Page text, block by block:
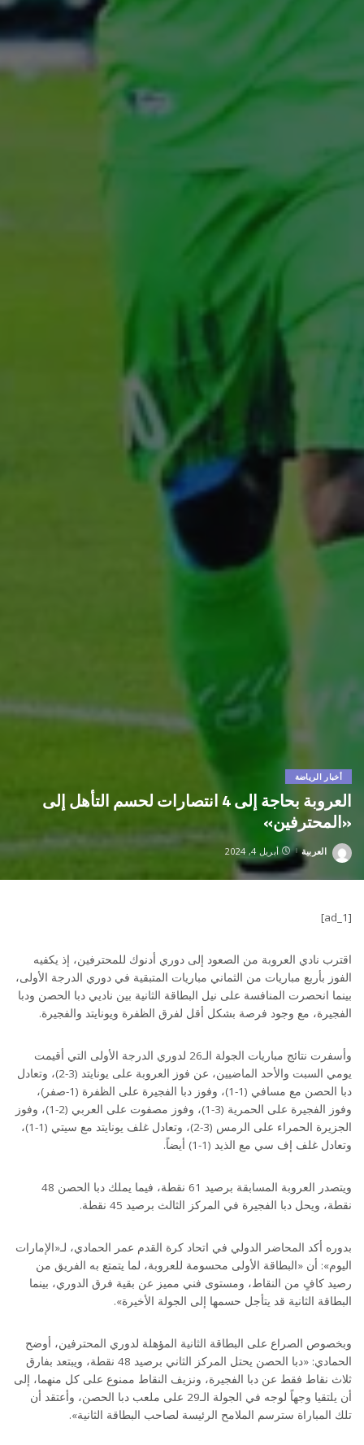
أخبار الرياضة
العروبة بحاجة إلى 4 انتصارات لحسم التأهل إلى
«المحترفين»
Posted
العربية أبريل 4, 2024
[ad_1]
اقترب نادي العروبة من الصعود إلى دوري أدنوك للمحترفين، إذ يكفيه
الفوز بأربع مباريات من الثماني مباريات المتبقية في دوري الدرجة الأولى،
بينما انحصرت المنافسة على نيل البطاقة الثانية بين ناديي دبا الحصن ودبا
الفجيرة، مع وجود فرصة بشكل أقل لفرق الظفرة ويونايتد والفجيرة.
وأسفرت نتائج مباريات الجولة الـ26 لدوري الدرجة الأولى التي أقيمت
يومي السبت والأحد الماضيين، عن فوز العروبة على يونايتد (3-2)، وتعادل
دبا الحصن مع مسافي (1-1)، وفوز دبا الفجيرة على الظفرة (1-صفر)،
وفوز الفجيرة على الحمرية (3-1)، وفوز مصفوت على العربي (2-1)، وفوز
الجزيرة الحمراء على الرمس (3-2)، وتعادل غلف يونايتد مع سيتي (1-1)،
وتعادل غلف إف سي مع الذيد (1-1) أيضاً.
ويتصدر العروبة المسابقة برصيد 61 نقطة، فيما يملك دبا الحصن 48
نقطة، ويحل دبا الفجيرة في المركز الثالث برصيد 45 نقطة.
بدوره أكد المحاضر الدولي في اتحاد كرة القدم عمر الحمادي، لـ«الإمارات
اليوم»: أن «البطاقة الأولى محسومة للعروبة، لما يتمتع به الفريق من
رصيد كافٍ من النقاط، ومستوى فني مميز عن بقية فرق الدوري، بينما
البطاقة الثانية قد يتأجل حسمها إلى الجولة الأخيرة».
وبخصوص الصراع على البطاقة الثانية المؤهلة لدوري المحترفين، أوضح
الحمادي: «دبا الحصن يحتل المركز الثاني برصيد 48 نقطة، ويبتعد بفارق
ثلاث نقاط فقط عن دبا الفجيرة، ونزيف النقاط ممنوع على كل منهما، إلى
أن يلتقيا وجهاً لوجه في الجولة الـ29 على ملعب دبا الحصن، وأعتقد أن
تلك المباراة سترسم الملامح الرئيسة لصاحب البطاقة الثانية».